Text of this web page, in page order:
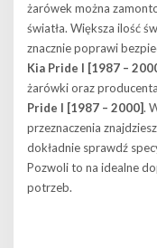
żarówek można
światła. Większa ilość
znacznie poprawi
Kia Pride I [1987 –
żarówki oraz
Pride I [1987 – 2000].
przeznaczenia
dokładnie sprawdź
Pozwoli to na idealne
potrzeb.